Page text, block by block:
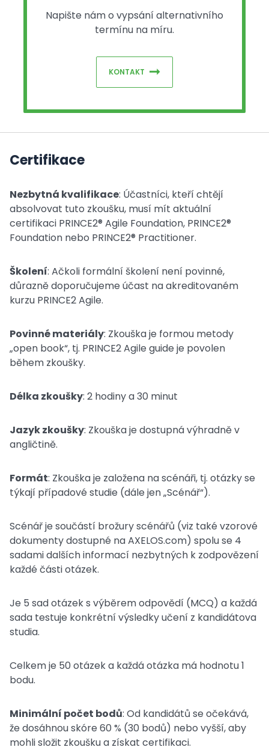
Napište nám o vypsání alternativního
termínu na míru.
KONTAKT
Certifikace
Nezbytná kvalifikace: Účastníci, kteří chtějí
absolvovat tuto zkoušku, musí mít aktuální
certifikaci PRINCE2® Agile Foundation, PRINCE2®
Foundation nebo PRINCE2® Practitioner.
Školení: Ačkoli formální školení není povinné,
důrazně doporučujeme účast na akreditovaném
kurzu PRINCE2 Agile.
Povinné materiály: Zkouška je formou metody
„open book“, tj. PRINCE2 Agile guide je povolen
během zkoušky.
Délka zkoušky: 2 hodiny a 30 minut
Jazyk zkoušky: Zkouška je dostupná výhradně v
angličtině.
Formát: Zkouška je založena na scénáři, tj. otázky se
týkají případové studie (dále jen „Scénář“).
Scénář je součástí brožury scénářů (viz také vzorové
dokumenty dostupné na AXELOS.com) spolu se 4
sadami dalších informací nezbytných k zodpovězení
každé části otázek.
Je 5 sad otázek s výběrem odpovědí (MCQ) a každá
sada testuje konkrétní výsledky učení z kandidátova
studia.
Celkem je 50 otázek a každá otázka má hodnotu 1
bodu.
Minimální počet bodů: Od kandidátů se očekává,
že dosáhnou skóre 60 % (30 bodů) nebo vyšší, aby
mohli složit zkoušku a získat certifikaci.